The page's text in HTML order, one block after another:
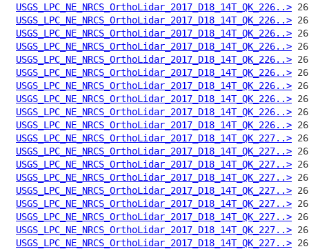
USGS_LPC_NE_NRCS_OrthoLidar_2017_D18_14T_QK_226..>
USGS_LPC_NE_NRCS_OrthoLidar_2017_D18_14T_QK_226..>
USGS_LPC_NE_NRCS_OrthoLidar_2017_D18_14T_QK_226..>
USGS_LPC_NE_NRCS_OrthoLidar_2017_D18_14T_QK_226..>
USGS_LPC_NE_NRCS_OrthoLidar_2017_D18_14T_QK_226..>
USGS_LPC_NE_NRCS_OrthoLidar_2017_D18_14T_QK_226..>
USGS_LPC_NE_NRCS_OrthoLidar_2017_D18_14T_QK_226..>
USGS_LPC_NE_NRCS_OrthoLidar_2017_D18_14T_QK_226..>
USGS_LPC_NE_NRCS_OrthoLidar_2017_D18_14T_QK_226..>
USGS_LPC_NE_NRCS_OrthoLidar_2017_D18_14T_QK_226..>
USGS_LPC_NE_NRCS_OrthoLidar_2017_D18_14T_QK_227..>
USGS_LPC_NE_NRCS_OrthoLidar_2017_D18_14T_QK_227..>
USGS_LPC_NE_NRCS_OrthoLidar_2017_D18_14T_QK_227..>
USGS_LPC_NE_NRCS_OrthoLidar_2017_D18_14T_QK_227..>
USGS_LPC_NE_NRCS_OrthoLidar_2017_D18_14T_QK_227..>
USGS_LPC_NE_NRCS_OrthoLidar_2017_D18_14T_QK_227..>
USGS_LPC_NE_NRCS_OrthoLidar_2017_D18_14T_QK_227..>
USGS_LPC_NE_NRCS_OrthoLidar_2017_D18_14T_QK_227..>
USGS_LPC_NE_NRCS_OrthoLidar_2017_D18_14T_QK_227..>